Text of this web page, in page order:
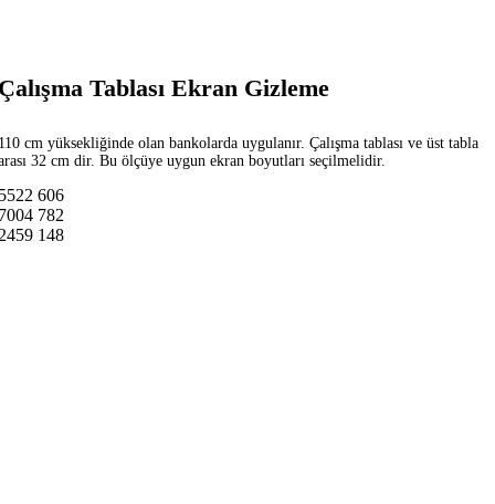
Tablası Ekran Gizleme
cm yüksekliğinde olan bankolarda uygulanır. Çalışma tablası ve üst tabla
32 cm dir. Bu ölçüye uygun ekran boyutları seçilmelidir.
606
782
148